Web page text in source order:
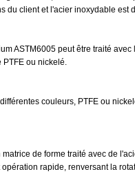
du client et l'acier inoxydable est
ASTM6005 peut être traité
PTFE ou nickelé.
couleurs, PTFE ou
de forme traité avec de
rapide, renversant la